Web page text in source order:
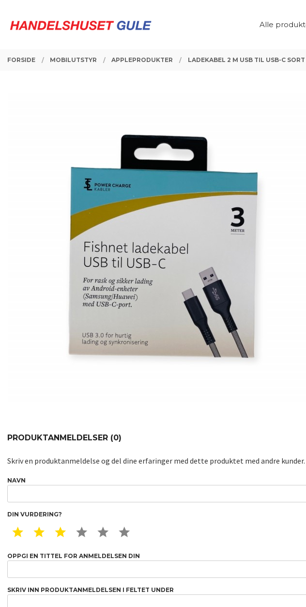
innholdet
Alle
FORSIDE MOBILUTSTYR APPLEPRODUKTER LADEKABEL 2 M USB TIL USB-C
PRODUKTANMELDELSER (0)
Skriv en produktanmeldelse og del dine erfaringer med dette produktet med andre kunder.
NAVN
DIN VURDERING?
1 STAR2 STAR3 STAR4 STAR5 STAR
OPPGI EN TITTEL FOR ANMELDELSEN DIN
SKRIV INN PRODUKTANMELDELSEN I FELTET UNDER